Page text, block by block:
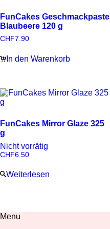
FunCakes Geschmackpaste
Blaubeere 120 g
CHF7.90
In den Warenkorb
FunCakes Mirror Glaze 325
g
Nicht vorrätig
CHF6.50
Weiterlesen
Menu